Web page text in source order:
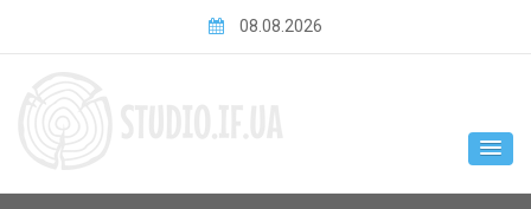
08.08.2026